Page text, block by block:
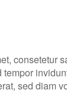
consetetur
sed diam